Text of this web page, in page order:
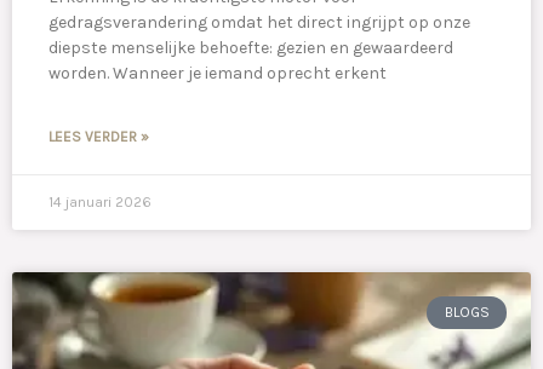
gedragsverandering omdat het direct ingrijpt op onze
diepste menselijke behoefte: gezien en gewaardeerd
worden. Wanneer je iemand oprecht erkent
LEES VERDER »
14 januari 2026
BLOGS